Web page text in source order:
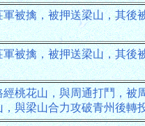
軍被擒，被押送梁山，其後
被擒，被押送梁山，其後
桃花山，與周通打鬥，被
與梁山合力攻破青州後轉